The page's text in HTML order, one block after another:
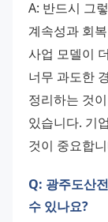
A: 반드시 그
계속성과 회
사업 모델이
너무 과도한
정리하는 것
있습니다. 기
것이 중요합
Q: 광주도산
수 있나요?